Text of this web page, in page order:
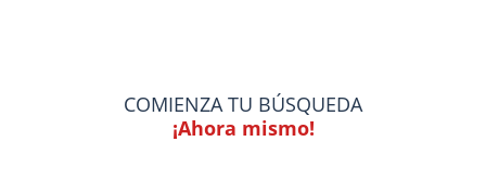
COMIENZA TU BÚSQUEDA
¡Ahora mismo!